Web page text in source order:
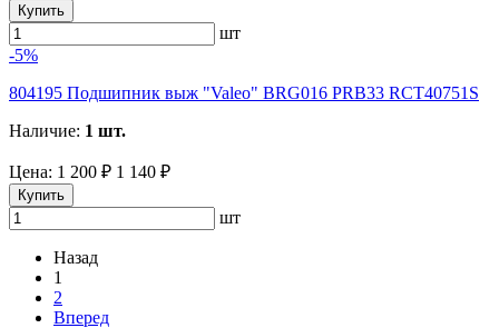
Купить
шт
-5%
804195 Подшипник выж "Valeo" BRG016 PRB33 RCT40751S
Наличие: 1 шт.
Цена: 1 200 ₽ 1 140 ₽
Купить
шт
Назад
1
2
Вперед